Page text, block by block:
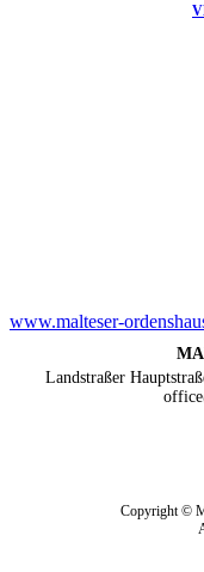
www.malteser-
Landstraßer
Copyright ©